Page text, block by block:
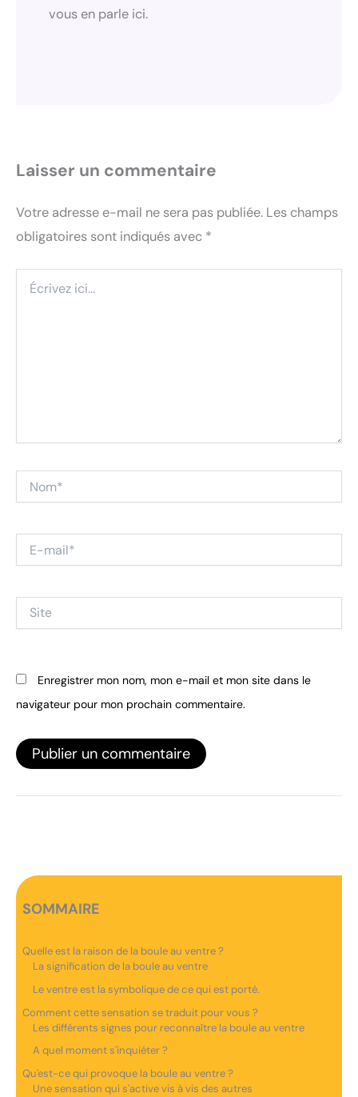
vous en parle ici.
Laisser un commentaire
Votre adresse e-mail ne sera pas publiée. Les champs
obligatoires sont indiqués avec *
ici…
mail*
Site
Enregistrer mon nom, mon e-mail et mon site dans le
navigateur pour mon prochain commentaire.
SOMMAIRE
Quelle est la raison de la boule au ventre ?
La signification de la boule au ventre
Le ventre est la symbolique de ce qui est porté.
Comment cette sensation se traduit pour vous ?
Les différents signes pour reconnaître la boule au ventre
A quel moment s'inquiéter ?
Qu'est-ce qui provoque la boule au ventre ?
Une sensation qui s'active vis à vis des autres